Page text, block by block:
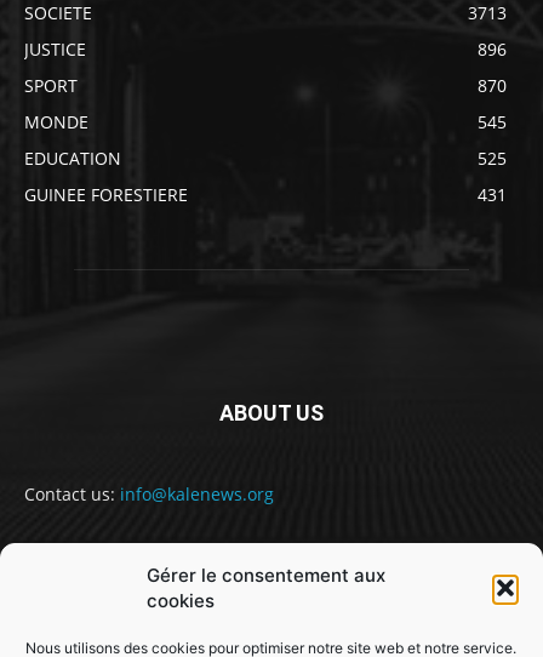
Gérer le consentement aux
cookies
Nous utilisons des cookies pour optimiser notre site web et notre service.
SOCIETE
3713
JUSTICE
896
SPORT
870
MONDE
545
EDUCATION
525
GUINEE FORESTIERE
431
ABOUT US
Contact us: info@kalenews.org
FOLLOW US